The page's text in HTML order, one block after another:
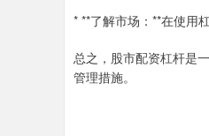
* **了解市场：**在使用
总之，股市配资杠杆是
管理措施。